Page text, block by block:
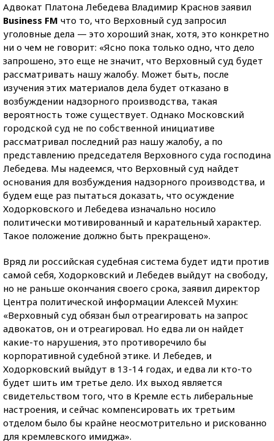
Адвокат Платона Лебедева Владимир Краснов заявил
Business FM что то, что Верховный суд запросил
уголовные дела — это хороший знак, хотя, это конкретно
ни о чем не говорит: «Ясно пока только одно, что дело
запрошено, это еще не значит, что Верховный суд будет
рассматривать нашу жалобу. Может быть, после
изучения этих материалов дела будет отказано в
возбуждении надзорного производства, такая
вероятность тоже существует. Однако Московский
городской суд не по собственной инициативе
рассматривал последний раз нашу жалобу, а по
представлению председателя Верховного суда господина
Лебедева. Мы надеемся, что Верховный суд найдет
основания для возбуждения надзорного производства, и
будем еще раз пытаться доказать, что осуждение
Ходорковского и Лебедева изначально носило
политически мотивированный и карательный характер.
Такое положение должно быть прекращено».
Вряд ли российская судебная система будет идти против
самой себя, Ходорковский и Лебедев выйдут на свободу,
но не раньше окончания своего срока, заявил директор
Центра политической информации Алексей Мухин:
«Верховный суд обязан был отреагировать на запрос
адвокатов, он и отреагировал. Но едва ли он найдет
какие-то нарушения, это противоречило бы
корпоративной судебной этике. И Лебедев, и
Ходорковский выйдут в 13-14 годах, и едва ли кто-то
будет шить им третье дело. Их выход является
свидетельством того, что в Кремле есть либеральные
настроения, и сейчас компенсировать их третьим
отделом было бы крайне неосмотрительно и рискованно
для кремлевского имиджа».